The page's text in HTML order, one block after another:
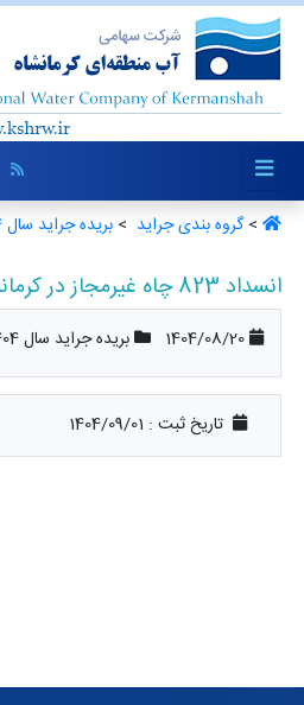
>گروه بندی جراید ‏ >بریده جراید سال 1404 ‏
انسداد 823 چاه غیرمجاز در کرمانشاه
1404/08/20 بریده جراید سال 1404
تاریخ ثبت : 1404/09/01